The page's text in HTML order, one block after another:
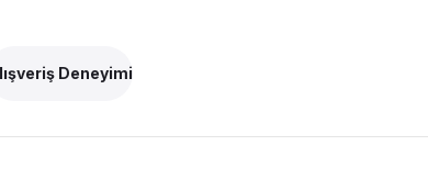
Deneyimi